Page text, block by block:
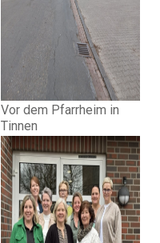
Vor dem Pfarrheim in
Tinnen